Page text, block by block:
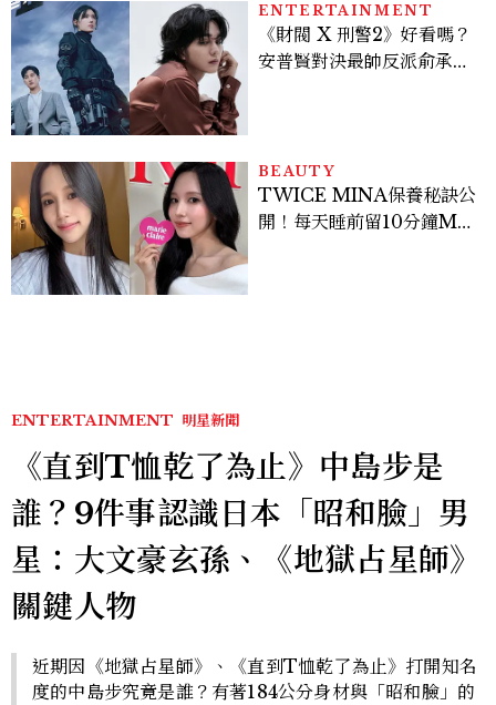
ENTERTAINMENT
《財閥 X 刑警2》好看嗎？
安普賢對決最帥反派俞承
多大？
BEAUTY
TWICE MINA保養秘訣公
開！每天睡前留10分鐘ME
ENTERTAINMENT 明星新聞
《直到T恤乾了為止》中島步是
誰？9件事認識日本「昭和臉」男
星：大文豪玄孫、《地獄占星師》
關鍵人物
近期因《地獄占星師》、《直到T恤乾了為止》打開知名
度的中島步究竟是誰？有著184公分身材與「昭和臉」的